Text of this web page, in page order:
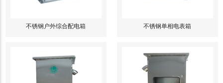
不锈钢户外综合配电箱 不锈钢单相电表箱